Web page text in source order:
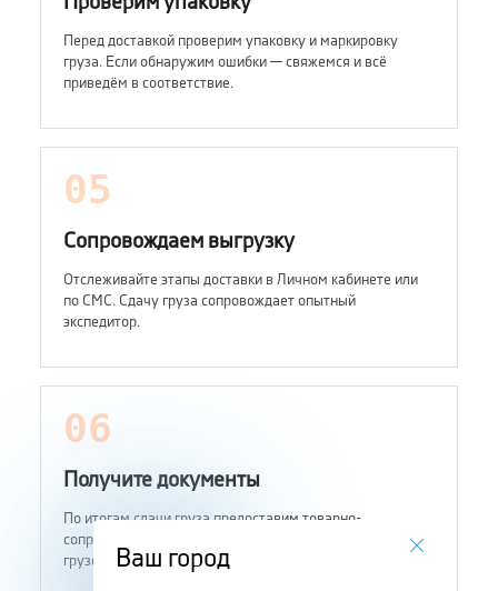
Перед доставкой проверим упаковку и маркировку
груза. Если обнаружим ошибки — свяжемся и всё
приведём в соответствие.
05
Сопровождаем выгрузку
Отслеживайте этапы доставки в Личном кабинете или
по СМС. Сдачу груза сопровождает опытный
экспедитор.
06
Получите документы
По итогам сдачи груза предоставим товарно-
сопроводительные документы с отметкой
грузополучателя.
Ваш город